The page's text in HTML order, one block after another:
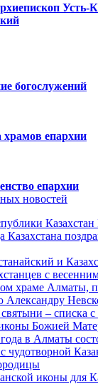
Усть-
богослужений
храмов епархии
епархии
новостей
Казахстана
и
с
храме Алматы,
Александру
– списка
Божией
в Алматы
чудотворной
иконы для